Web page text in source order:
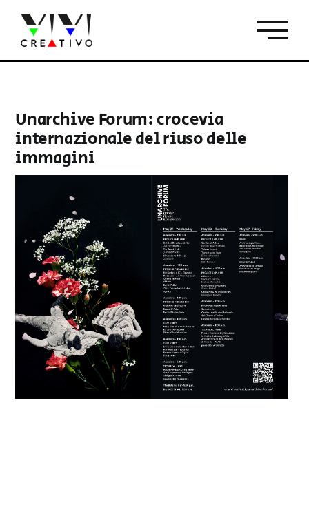
contenuto
Unarchive Forum: crocevia
internazionale del riuso delle
immagini